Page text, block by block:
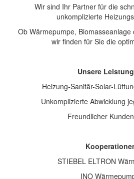
Wir sind Ihr Partner für die
unkomplizierte
Ob Wärmepumpe,
wir finden für Sie die
Unsere
Heizung-Sanitär-Solar-
Unkomplizierte Abwicklung
Freundlicher
STIEBEL ELTRON
INO